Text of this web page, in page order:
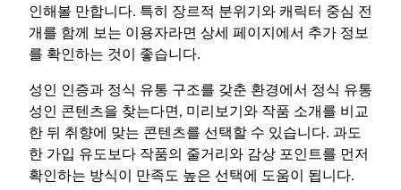
인해볼 만합니다. 특히 장르적 분위기와 캐릭터 중심 전
개를 함께 보는 이용자라면 상세 페이지에서 추가 정보
를 확인하는 것이 좋습니다.
성인 인증과 정식 유통 구조를 갖춘 환경에서 정식 유통
성인 콘텐츠을 찾는다면, 미리보기와 작품 소개를 비교
한 뒤 취향에 맞는 콘텐츠를 선택할 수 있습니다. 과도
한 가입 유도보다 작품의 줄거리와 감상 포인트를 먼저
확인하는 방식이 만족도 높은 선택에 도움이 됩니다.